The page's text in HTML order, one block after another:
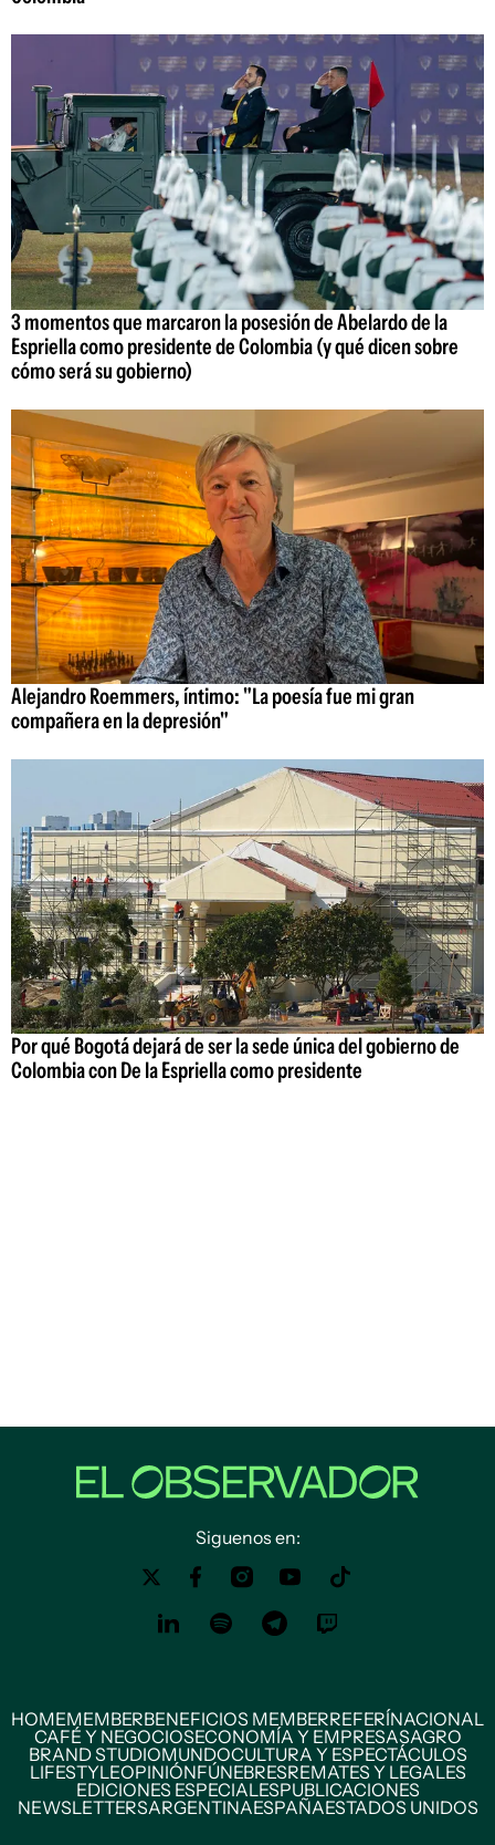
3 momentos que marcaron la posesión de Abelardo de la
Espriella como presidente de Colombia (y qué dicen sobre
cómo será su gobierno)
Alejandro Roemmers, íntimo: "La poesía fue mi gran
compañera en la depresión"
Por qué Bogotá dejará de ser la sede única del gobierno de
Colombia con De la Espriella como presidente
Siguenos en:
HOMEMEMBERBENEFICIOS MEMBERREFERÍNACIONAL
CAFÉ Y NEGOCIOSECONOMÍA Y EMPRESASAGRO
BRAND STUDIOMUNDOCULTURA Y ESPECTÁCULOS
LIFESTYLEOPINIÓNFÚNEBRESREMATES Y LEGALES
EDICIONES ESPECIALESPUBLICACIONES
NEWSLETTERSARGENTINAESPAÑAESTADOS UNIDOS